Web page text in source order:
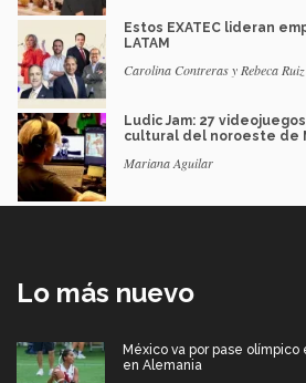
Estos EXATEC lideran
LATAM
Carolina Contreras y Rebeca Ruiz
Ludic Jam: 27
cultural del noroeste de
Mariana Aguilar
Lo más nuevo
México va por pase
en Alemania